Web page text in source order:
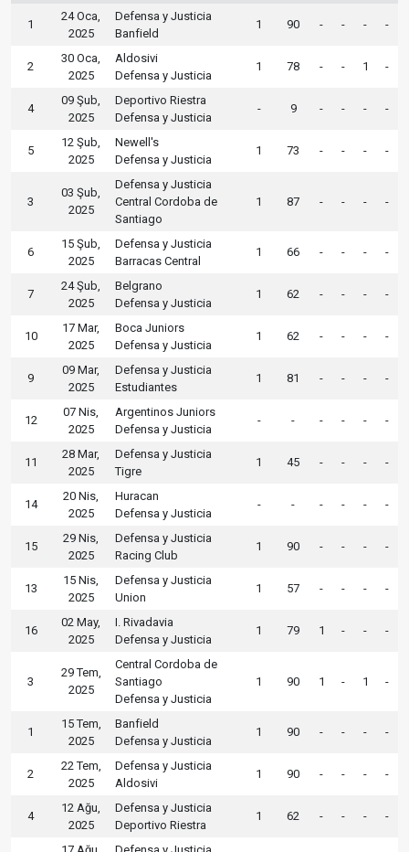
1
24 Oca,
2025
Defensa y Justicia
Banfield
1 90 - - - -
2
30 Oca,
2025
Aldosivi
Defensa y Justicia
1 78 - - 1 -
4
09 Şub,
2025
Deportivo Riestra
Defensa y Justicia
- 9 - - - -
5
12 Şub,
2025
Newell's
Defensa y Justicia
1 73 - - - -
3
03 Şub,
2025
Defensa y Justicia
Central Cordoba de
Santiago
1 87 - - - -
6
15 Şub,
2025
Defensa y Justicia
Barracas Central
1 66 - - - -
7
24 Şub,
2025
Belgrano
Defensa y Justicia
1 62 - - - -
10
17 Mar,
2025
Boca Juniors
Defensa y Justicia
1 62 - - - -
9
09 Mar,
2025
Defensa y Justicia
Estudiantes
1 81 - - - -
12
07 Nis,
2025
Argentinos Juniors
Defensa y Justicia
- - - - - -
11
28 Mar,
2025
Defensa y Justicia
Tigre
1 45 - - - -
14
20 Nis,
2025
Huracan
Defensa y Justicia
- - - - - -
15
29 Nis,
2025
Defensa y Justicia
Racing Club
1 90 - - - -
13
15 Nis,
2025
Defensa y Justicia
Union
1 57 - - - -
16
02 May,
2025
I. Rivadavia
Defensa y Justicia
1 79 1 - - -
3
29 Tem,
2025
Central Cordoba de
Santiago
Defensa y Justicia
1 90 1 - 1 -
1
15 Tem,
2025
Banfield
Defensa y Justicia
1 90 - - - -
2
22 Tem,
2025
Defensa y Justicia
Aldosivi
1 90 - - - -
4
12 Ağu,
2025
Defensa y Justicia
Deportivo Riestra
1 62 - - - -